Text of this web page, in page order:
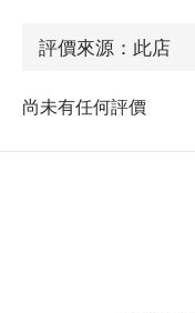
尚未有任何評價